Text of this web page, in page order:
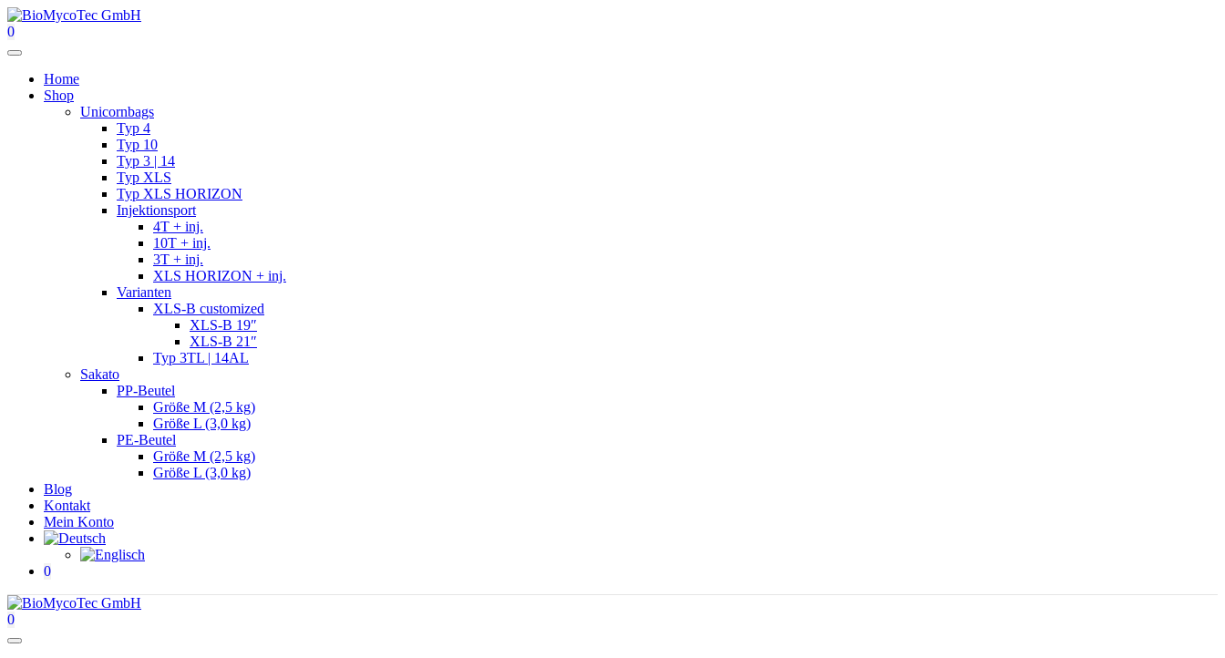
Zum
Inhalt
springen
0
Menü
Home
Shop
Unicornbags
Typ 4
Typ 10
Typ 3 | 14
Typ XLS
Typ XLS HORIZON
Injektionsport
4T + inj.
10T + inj.
3T + inj.
XLS HORIZON + inj.
Varianten
XLS-B customized
XLS-B 19″
XLS-B 21″
Typ 3TL | 14AL
Sakato
PP-Beutel
Größe M (2,5 kg)
Größe L (3,0 kg)
PE-Beutel
Größe M (2,5 kg)
Größe L (3,0 kg)
Blog
Kontakt
Mein Konto
0
0
Menü